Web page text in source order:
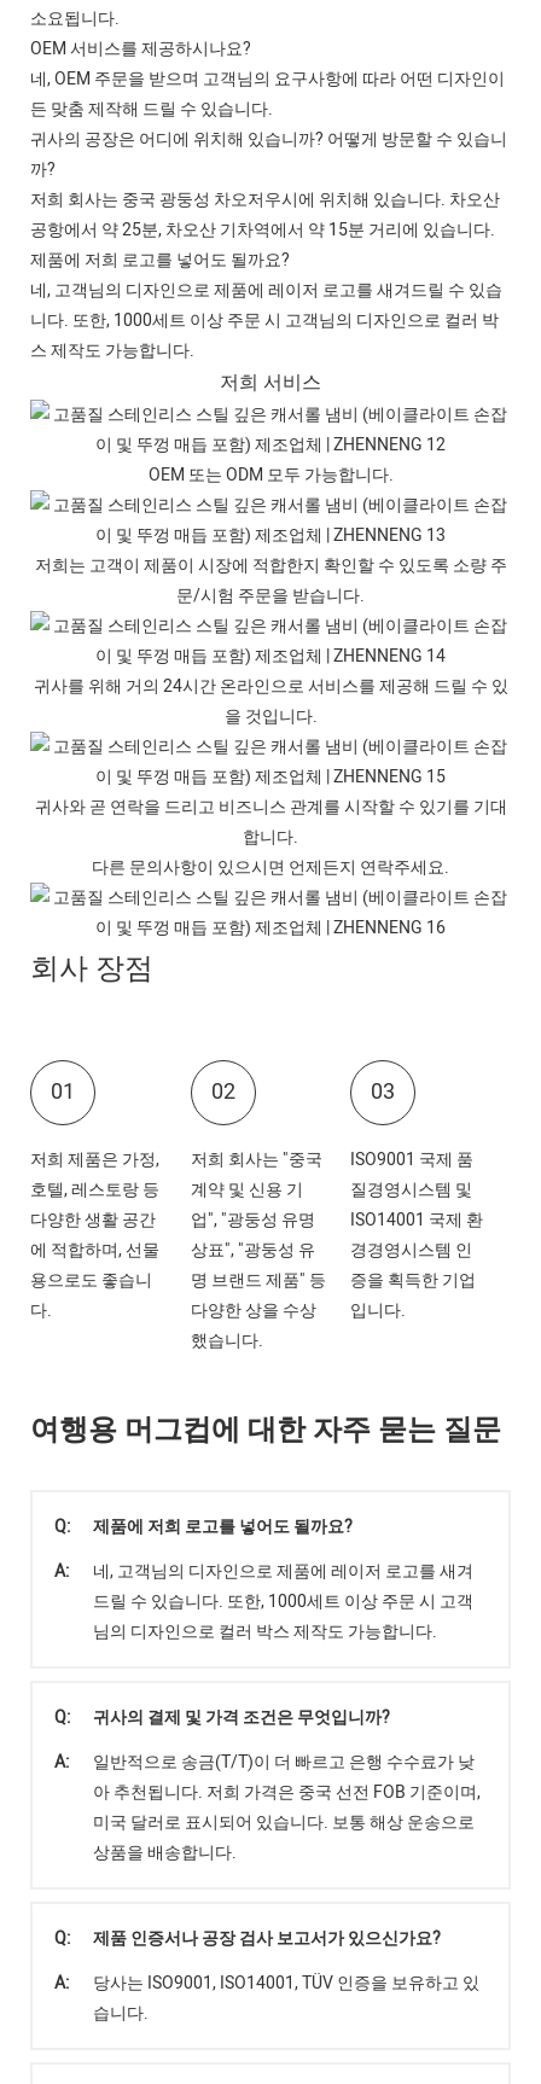
소요됩니다.
OEM 서비스를 제공하시나요?
네, OEM 주문을 받으며 고객님의 요구사항에 따라 어떤 디자인이
든 맞춤 제작해 드릴 수 있습니다.
귀사의 공장은 어디에 위치해 있습니까? 어떻게 방문할 수 있습니
까?
저희 회사는 중국 광둥성 차오저우시에 위치해 있습니다. 차오산
공항에서 약 25분, 차오산 기차역에서 약 15분 거리에 있습니다.
제품에 저희 로고를 넣어도 될까요?
네, 고객님의 디자인으로 제품에 레이저 로고를 새겨드릴 수 있습
니다. 또한, 1000세트 이상 주문 시 고객님의 디자인으로 컬러 박
스 제작도 가능합니다.
저희 서비스
OEM 또는 ODM 모두 가능합니다.
저희는 고객이 제품이 시장에 적합한지 확인할 수 있도록 소량 주
문/시험 주문을 받습니다.
귀사를 위해 거의 24시간 온라인으로 서비스를 제공해 드릴 수 있
을 것입니다.
귀사와 곧 연락을 드리고 비즈니스 관계를 시작할 수 있기를 기대
합니다.
다른 문의사항이 있으시면 언제든지 연락주세요.
회사 장점
01
저희 제품은 가정,
호텔, 레스토랑 등
다양한 생활 공간
에 적합하며, 선물
용으로도 좋습니
다.
02
저희 회사는 "중국
계약 및 신용 기
업", "광둥성 유명
상표", "광둥성 유
명 브랜드 제품" 등
다양한 상을 수상
했습니다.
03
ISO9001 국제 품
질경영시스템 및
ISO14001 국제 환
경경영시스템 인
증을 획득한 기업
입니다.
여행용 머그컵에 대한 자주 묻는 질문
Q:
제품에 저희 로고를 넣어도 될까요?
A:
네, 고객님의 디자인으로 제품에 레이저 로고를 새겨
드릴 수 있습니다. 또한, 1000세트 이상 주문 시 고객
님의 디자인으로 컬러 박스 제작도 가능합니다.
Q:
귀사의 결제 및 가격 조건은 무엇입니까?
A:
일반적으로 송금(T/T)이 더 빠르고 은행 수수료가 낮
아 추천됩니다. 저희 가격은 중국 선전 FOB 기준이며,
미국 달러로 표시되어 있습니다. 보통 해상 운송으로
상품을 배송합니다.
Q:
제품 인증서나 공장 검사 보고서가 있으신가요?
A:
당사는 ISO9001, ISO14001, TÜV 인증을 보유하고 있
습니다.